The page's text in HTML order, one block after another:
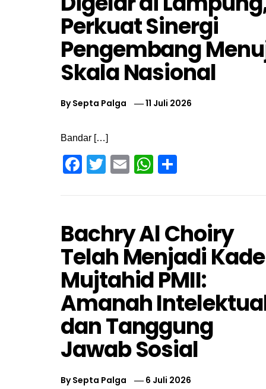
Perkuat Sinergi
Pengembang
Skala Nasional
BySepta Palga 11 Juli 2026
Bandar […]
Facebook
TwitterEmailWhatsApp
Bachry Al Choiry
Telah Menjadi
Mujtahid PMII:
Amanah
dan Tanggung
Jawab Sosial
BySepta Palga 6 Juli 2026